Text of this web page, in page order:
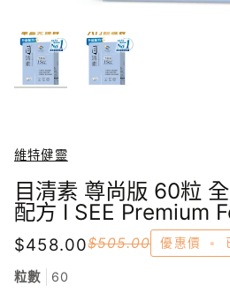
維特健靈
目清素 尊尚版 60粒
配方 I SEE Premium
$458.00$505.00 優惠價 •
粒數 60